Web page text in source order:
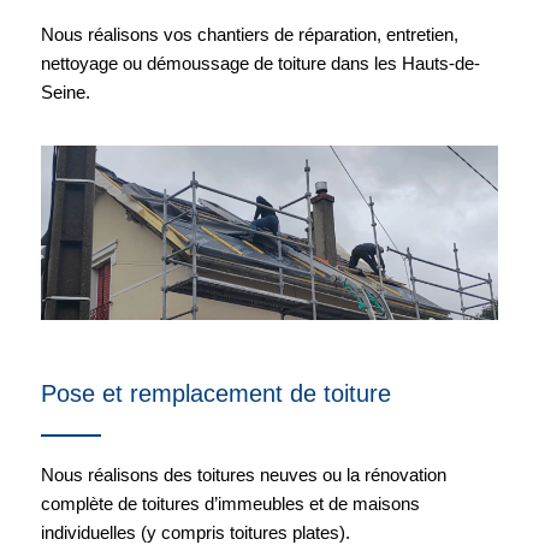
Nous réalisons vos chantiers de réparation, entretien,
nettoyage ou démoussage de toiture dans les Hauts-de-
Seine.
Pose et remplacement de toiture
Nous réalisons des toitures neuves ou la rénovation
complète de toitures d’immeubles et de maisons
individuelles (y compris toitures plates).